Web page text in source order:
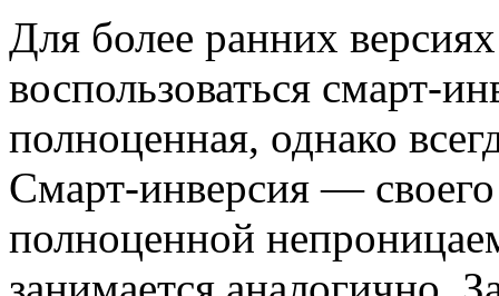
Для более ранних
воспользоваться смарт-
полноценная, однако
Смарт-инверсия —
полноценной